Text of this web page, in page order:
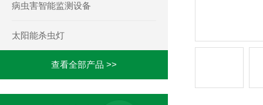
病虫害智能监测设备
太阳能杀虫灯
查看全部产品 >>